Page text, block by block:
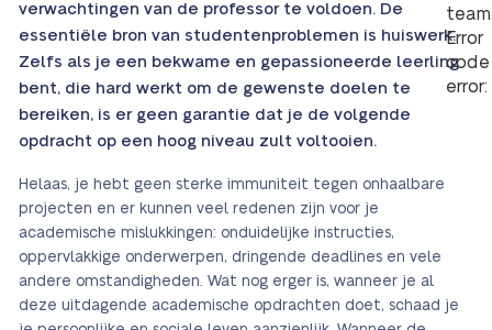
Error
code
error:
verwachtingen van de professor te voldoen. De
essentiële bron van studentenproblemen is huiswerk.
Zelfs als je een bekwame en gepassioneerde leerling
bent, die hard werkt om de gewenste doelen te
bereiken, is er geen garantie dat je de volgende
opdracht op een hoog niveau zult voltooien.
Helaas, je hebt geen sterke immuniteit tegen onhaalbare
projecten en er kunnen veel redenen zijn voor je
academische mislukkingen: onduidelijke instructies,
oppervlakkige onderwerpen, dringende deadlines en vele
andere omstandigheden. Wat nog erger is, wanneer je al
deze uitdagende academische opdrachten doet, schaad je